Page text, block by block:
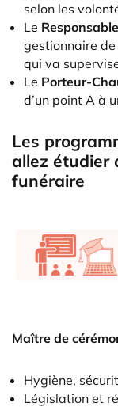
selon les
Le
gestionnaire de
qui va
Le Porteur-
d’un point A à
Les
allez étudier
funéraire
Maître de
Hygiène,
Législation et